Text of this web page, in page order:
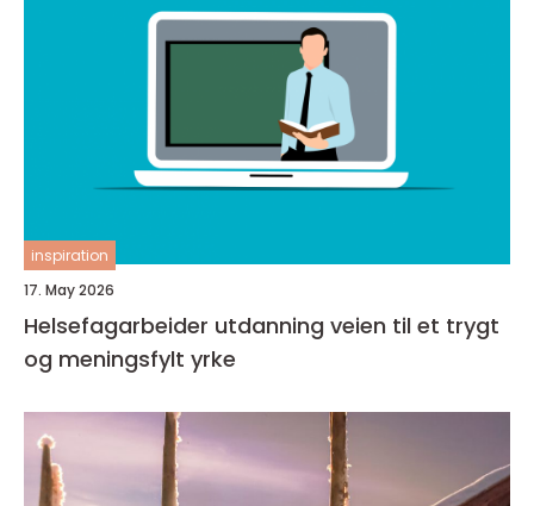
inspiration
17. May 2026
Helsefagarbeider utdanning veien til et trygt
og meningsfylt yrke